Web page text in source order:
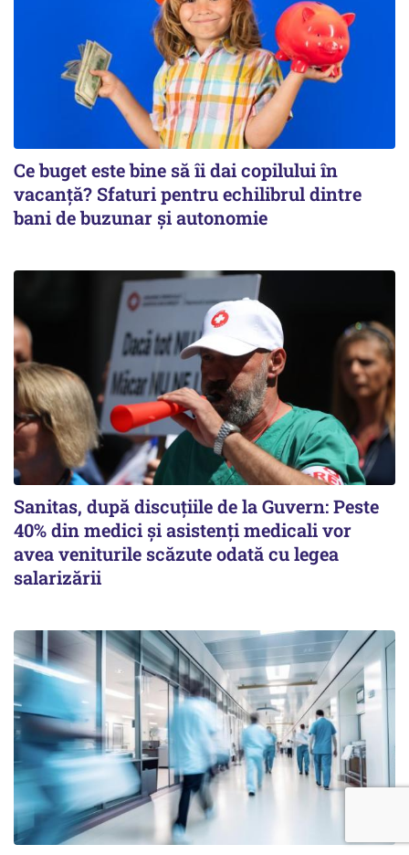
Ce buget este bine să îi dai copilului în
vacanță? Sfaturi pentru echilibrul dintre
bani de buzunar și autonomie
Sanitas, după discuțiile de la Guvern: Peste
40% din medici și asistenți medicali vor
avea veniturile scăzute odată cu legea
salarizării